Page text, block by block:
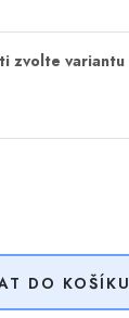
DO KOŠÍKU